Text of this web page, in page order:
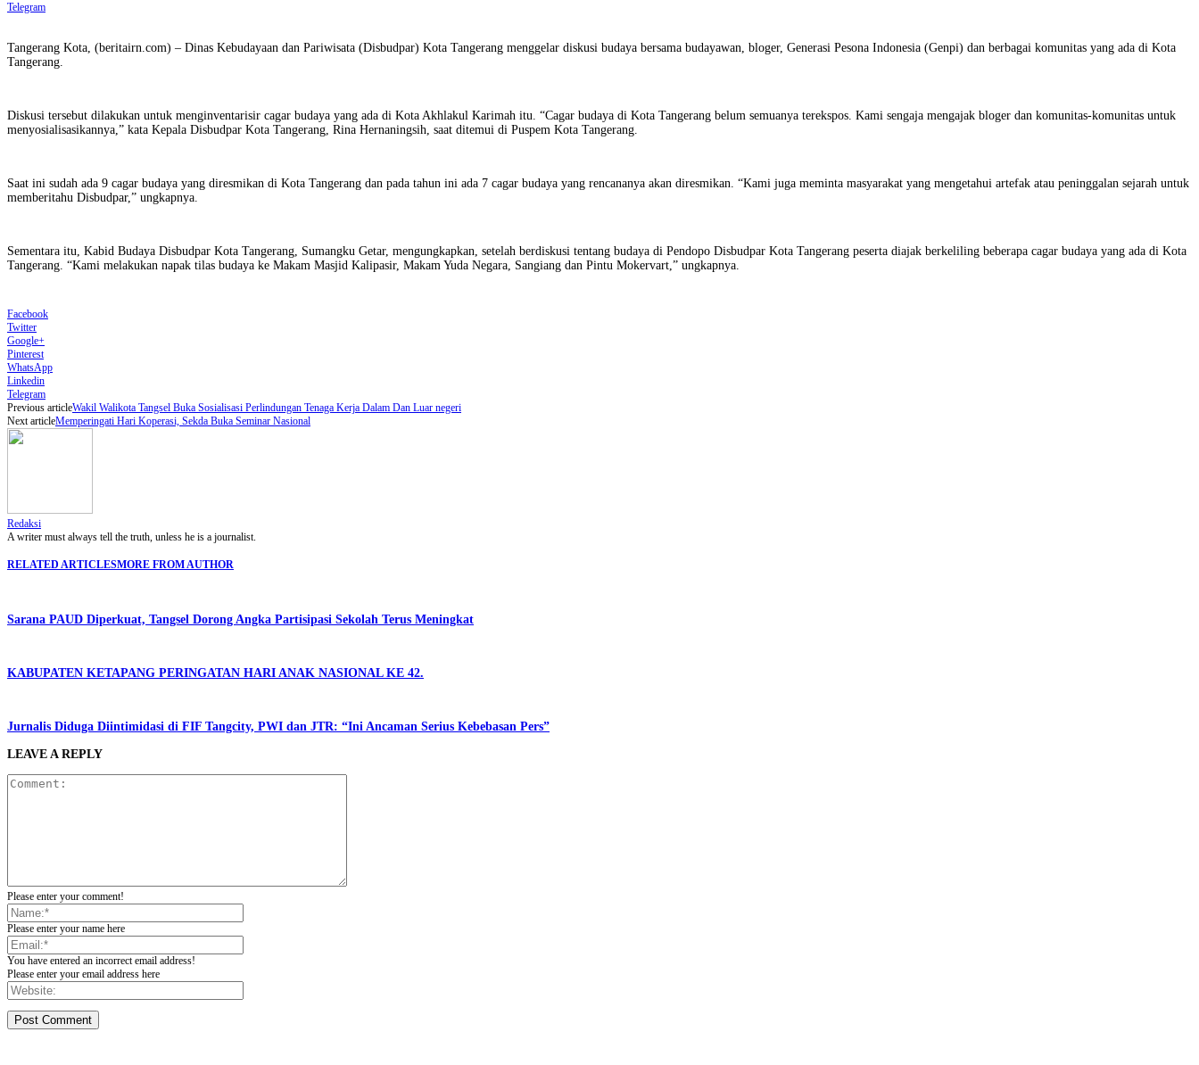
Telegram
Tangerang Kota, (beritairn.com) – Dinas Kebudayaan dan Pariwisata (Disbudpar) Kota Tangerang menggelar diskusi budaya bersama budayawan, bloger, Generasi Pesona Indonesia (Genpi) dan berbagai komunitas yang ada di Kota
Tangerang.
Diskusi tersebut dilakukan untuk menginventarisir cagar budaya yang ada di Kota Akhlakul Karimah itu. “Cagar budaya di Kota Tangerang belum semuanya terekspos. Kami sengaja mengajak bloger dan komunitas-komunitas untuk
menyosialisasikannya,” kata Kepala Disbudpar Kota Tangerang, Rina Hernaningsih, saat ditemui di Puspem Kota Tangerang.
Saat ini sudah ada 9 cagar budaya yang diresmikan di Kota Tangerang dan pada tahun ini ada 7 cagar budaya yang rencananya akan diresmikan. “Kami juga meminta masyarakat yang mengetahui artefak atau peninggalan sejarah untuk
memberitahu Disbudpar,” ungkapnya.
Sementara itu, Kabid Budaya Disbudpar Kota Tangerang, Sumangku Getar, mengungkapkan, setelah berdiskusi tentang budaya di Pendopo Disbudpar Kota Tangerang peserta diajak berkeliling beberapa cagar budaya yang ada di Kota
Tangerang. “Kami melakukan napak tilas budaya ke Makam Masjid Kalipasir, Makam Yuda Negara, Sangiang dan Pintu Mokervart,” ungkapnya.
Facebook
Twitter
Google+
Pinterest
WhatsApp
Linkedin
Telegram
Previous articleWakil Walikota Tangsel Buka Sosialisasi Perlindungan Tenaga Kerja Dalam Dan Luar negeri
Next articleMemperingati Hari Koperasi, Sekda Buka Seminar Nasional
Redaksi
A writer must always tell the truth, unless he is a journalist.
RELATED ARTICLESMORE FROM AUTHOR
Sarana PAUD Diperkuat, Tangsel Dorong Angka Partisipasi Sekolah Terus Meningkat
KABUPATEN KETAPANG PERINGATAN HARI ANAK NASIONAL KE 42.
Jurnalis Diduga Diintimidasi di FIF Tangcity, PWI dan JTR: “Ini Ancaman Serius Kebebasan Pers”
LEAVE A REPLY
Please enter your comment!
Please enter your name here
You have entered an incorrect email address!
Please enter your email address here